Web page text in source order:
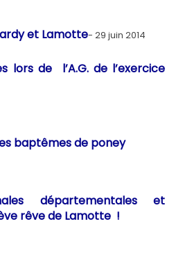
et Lamotte 29 juin 2014
lors de l’A.G. de l’exercice
baptêmes de poney
départementales et
rêve de Lamotte !